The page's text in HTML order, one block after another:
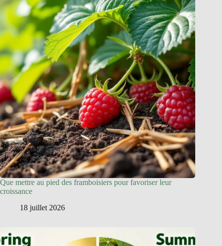
Que mettre au pied des framboisiers pour favoriser leur
croissance
18 juillet 2026